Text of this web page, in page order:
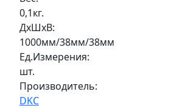
0,1кг.
ДxШxВ:
1000мм/38мм/38мм
Ед.Измерения:
шт.
Производитель:
DKC